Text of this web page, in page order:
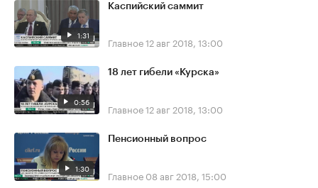
1:31
Каспийский саммит
Главное12 авг 2018, 13:00
0:56
18 лет гибели «Курска»
Главное12 авг 2018, 13:00
1:30
Пенсионный вопрос
Главное 08 авг 2018, 15:00